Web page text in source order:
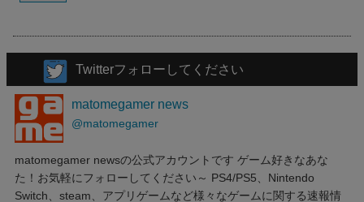
Twitterフォローしてください
matomegamer news
@matomegamer
matomegamer newsの公式アカウントです ゲーム好きなあな
た！お気軽にフォローしてください～ PS4/PS5、Nintendo
Switch、steam、アプリゲームなど様々なゲームに関する速報情